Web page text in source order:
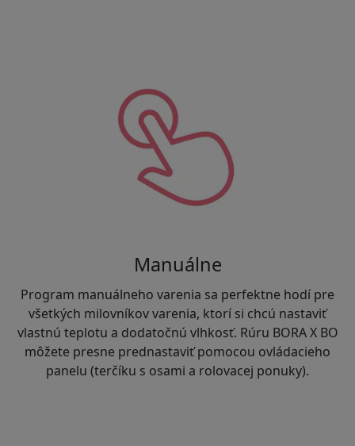
Manuálne
Program manuálneho varenia sa perfektne hodí pre
všetkých milovníkov varenia, ktorí si chcú nastaviť
vlastnú teplotu a dodatočnú vlhkosť. Rúru BORA X BO
môžete presne prednastaviť pomocou ovládacieho
panelu (terčíku s osami a rolovacej ponuky).